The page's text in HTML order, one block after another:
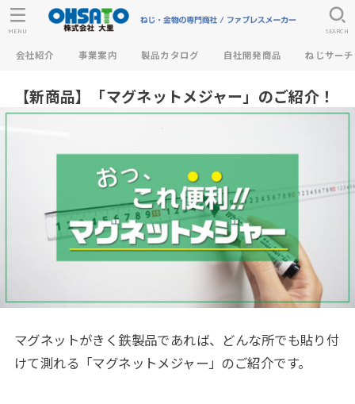
会社紹介 事業案内 製品カタログ 自社開発商品 ねじサーチ
SEARCH
MENU
【新商品】「マグネットメジャー」のご紹介！
マグネットがきく鉄製品であれば、どんな所でも貼り付
けて測れる「マグネットメジャー」のご紹介です。